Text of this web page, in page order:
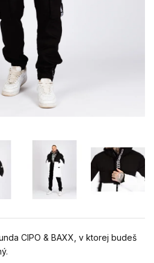
CIPO & BAXX, v ktorej budeš